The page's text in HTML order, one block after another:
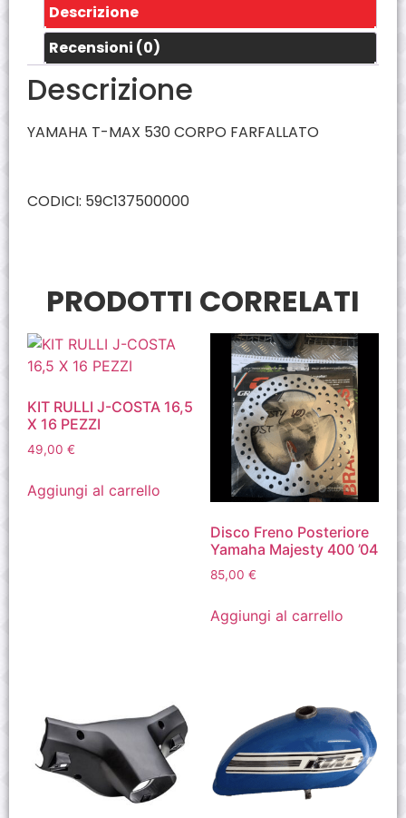
Descrizione
Recensioni (0)
Descrizione
YAMAHA T-MAX 530 CORPO FARFALLATO
CODICI: 59C137500000
PRODOTTI CORRELATI
KIT RULLI J-COSTA 16,5
X 16 PEZZI
49,00 €
Aggiungi al carrello
Disco Freno Posteriore
Yamaha Majesty 400 ’04
85,00 €
Aggiungi al carrello